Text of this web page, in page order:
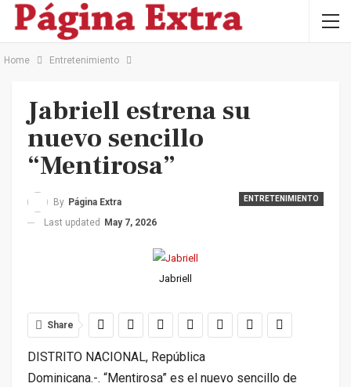
Home Entretenimiento
Jabriell estrena su
nuevo sencillo
“Mentirosa”
ENTRETENIMIENTO
By Página Extra
Last updated May 7, 2026
Jabriell
Share
DISTRITO NACIONAL, República
Dominicana.-. “Mentirosa” es el nuevo sencillo de